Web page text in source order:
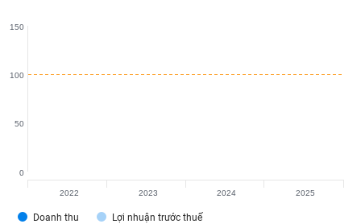
Doanh thu Lợi nhuận trước thuế
0
50
100
150
2022 2023 2024 2025
thông
Dữ
tài